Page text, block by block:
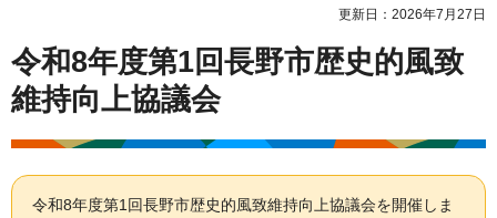
更新日：2026年7月27日
令和8年度第1回長野市歴史的風致
維持向上協議会
令和8年度第1回長野市歴史的風致維持向上協議会を開催しま